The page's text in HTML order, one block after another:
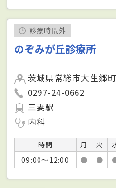
診療時間外
のぞみが丘診療所
茨城県常総市大生郷
0297-24-0662
三妻駅
内科
時間 月 火
09:00～12:00
● ●